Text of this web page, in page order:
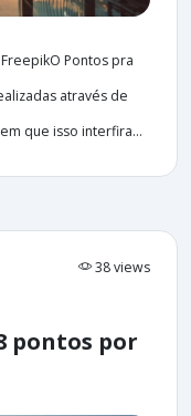
Pontos pra
através de
que isso interfira...
38 views
pontos por